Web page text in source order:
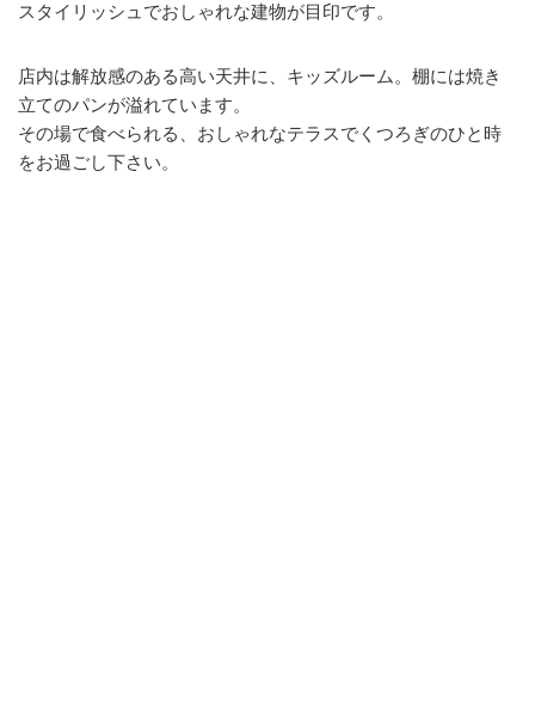
スタイリッシュでおしゃれな建物が目印です。
店内は解放感のある高い天井に、キッズルーム。棚には焼き
立てのパンが溢れています。
その場で食べられる、おしゃれなテラスでくつろぎのひと時
をお過ごし下さい。